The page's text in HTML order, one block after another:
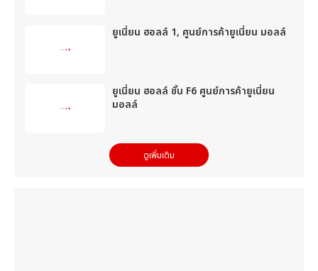
ยูเนี่ยน ฮอลล์ 1, ศูนย์การค้ายูเนี่ยน มอลล์
ยูเนี่ยน ฮอลล์ ชั้น F6 ศูนย์การค้ายูเนี่ยน
มอลล์
ดูเพิ่มเติม